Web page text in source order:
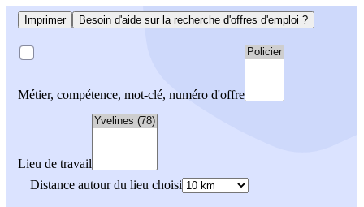
Imprimer Besoin d'aide sur la recherche d'offres d'emploi ?
Métier, compétence, mot-clé, numéro d'offre
Lieu de travail
Distance autour du lieu choisi